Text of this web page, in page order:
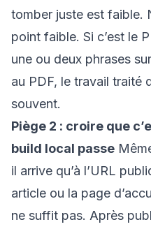
tomber juste est faible.
point faible. Si c’est le
une ou deux phrases
au PDF, le travail traité
souvent.
Piège 2 : croire que
build local passe
il arrive qu’à l’URL
article ou la page
ne suffit pas. Après